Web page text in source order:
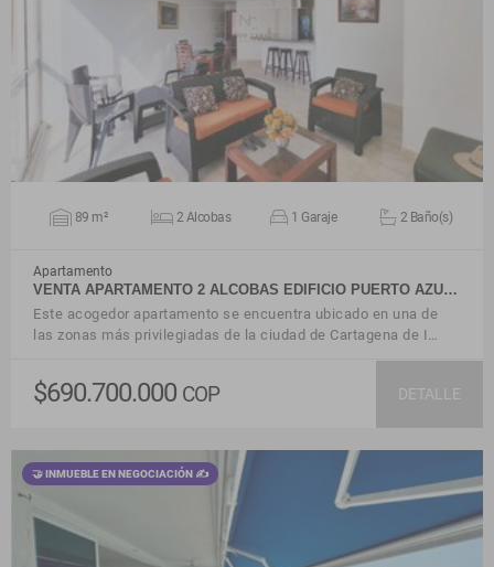
89 m² 2 Alcobas 1 Garaje 2 Baño(s)
Apartamento
VENTA APARTAMENTO 2 ALCOBAS EDIFICIO PUERTO AZU…
Este acogedor apartamento se encuentra ubicado en una de
las zonas más privilegiadas de la ciudad de Cartagena de I…
$690.700.000 COP DETALLE
🤝 INMUEBLE EN NEGOCIACIÓN ✍